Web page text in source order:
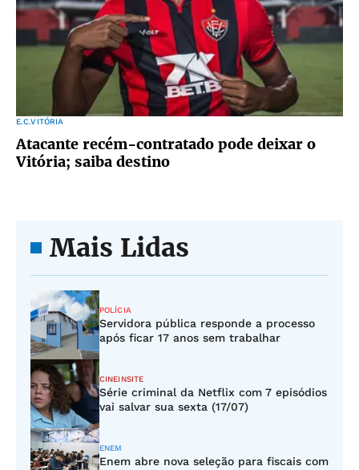
E.C.VITÓRIA
Atacante recém-contratado pode deixar o
Vitória; saiba destino
Mais Lidas
POLÍCIA
Servidora pública responde a processo
após ficar 17 anos sem trabalhar
CINEINSITE
Série criminal da Netflix com 7 episódios
vai salvar sua sexta (17/07)
ENEM
Enem abre nova seleção para fiscais com